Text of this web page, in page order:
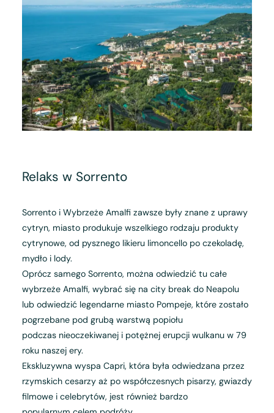
Relaks w Sorrento
Sorrento i Wybrzeże Amalfi zawsze były znane z uprawy
cytryn, miasto produkuje wszelkiego rodzaju produkty
cytrynowe, od pysznego likieru limoncello po czekoladę,
mydło i lody.
Oprócz samego Sorrento, można odwiedzić tu całe
wybrzeże Amalfi, wybrać się na city break do Neapolu
lub odwiedzić legendarne miasto Pompeje, które zostało
pogrzebane pod grubą warstwą popiołu
podczas nieoczekiwanej i potężnej erupcji wulkanu w 79
roku naszej ery.
Ekskluzywna wyspa Capri, która była odwiedzana przez
rzymskich cesarzy aż po współczesnych pisarzy, gwiazdy
filmowe i celebrytów, jest również bardzo